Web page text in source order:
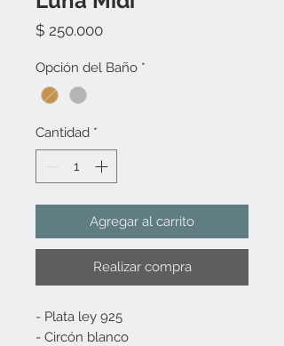
$ 250.000Precio
Opción del Baño *
Cantidad *
Agregar al carrito
Realizar compra
- Plata ley 925
- Circón blanco